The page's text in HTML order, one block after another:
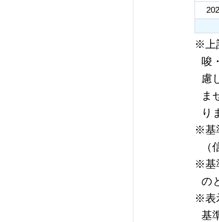
※上
唆
慮
ま
り
※基
※基
の
※表
基